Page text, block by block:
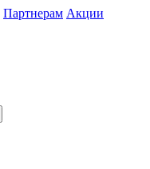
Партнерам Акции